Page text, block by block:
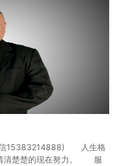
信15383214888) 人生格
清楚楚的现在努力。 服